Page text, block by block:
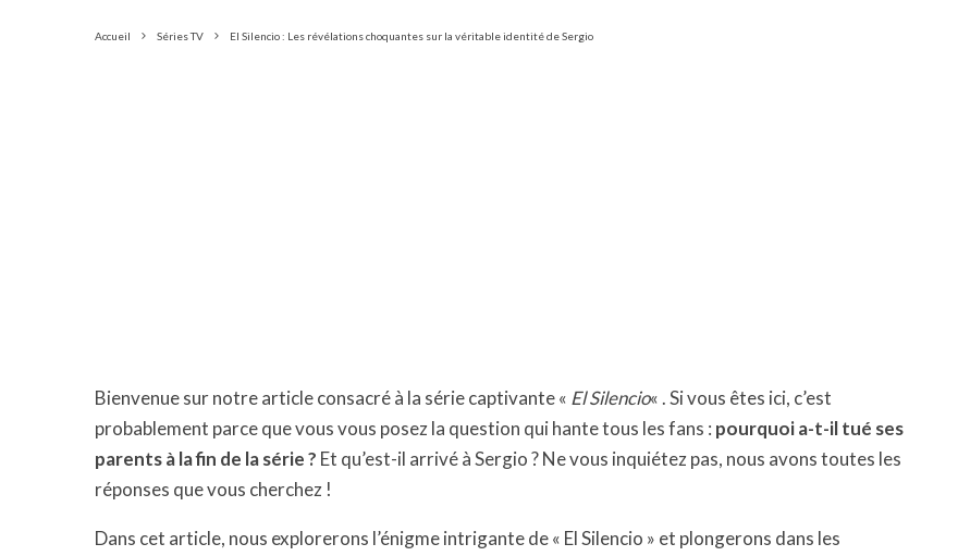
Accueil Séries TV El Silencio : Les révélations choquantes sur la véritable identité de Sergio
Bienvenue sur notre article consacré à la série captivante « El Silencio« . Si vous êtes ici, c’est
probablement parce que vous vous posez la question qui hante tous les fans : pourquoi a-t-il tué ses
parents à la fin de la série ? Et qu’est-il arrivé à Sergio ? Ne vous inquiétez pas, nous avons toutes les
réponses que vous cherchez !
Dans cet article, nous explorerons l’énigme intrigante de « El Silencio » et plongerons dans les